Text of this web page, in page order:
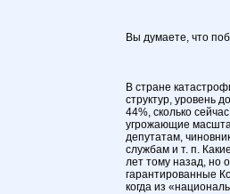
Вы думаете, что
В стране
структур, уровень
44%, сколько
угрожающие
депутатам,
службам и т. п.
лет тому назад, но
гарантированные
когда из